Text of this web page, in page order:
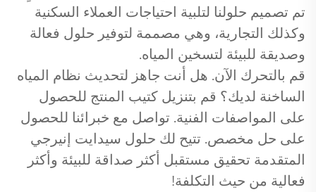
تم تصميم حلولنا لتلبية احتياجات العملاء السكنية
وكذلك التجارية، وهي مصممة لتوفير حلول فعالة
وصديقة للبيئة لتسخين المياه.
قم بالتحرك الآن. هل أنت جاهز لتحديث نظام المياه
الساخنة لديك؟ قم بتنزيل كتيب المنتج للحصول
على المواصفات الفنية. تواصل مع خبرائنا للحصول
على حل مخصص. تتيح لك حلول سيدايت إنيرجي
المتقدمة تحقيق مستقبل أكثر صداقة للبيئة وأكثر
فعالية من حيث التكلفة!